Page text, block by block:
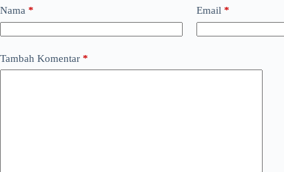
Nama * Email *
Tambah Komentar *